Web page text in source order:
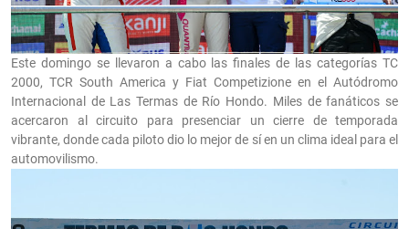
Este domingo se llevaron a cabo las finales de las categorías TC
2000, TCR South America y Fiat Competizione en el Autódromo
Internacional de Las Termas de Río Hondo. Miles de fanáticos se
acercaron al circuito para presenciar un cierre de temporada
vibrante, donde cada piloto dio lo mejor de sí en un clima ideal para el
automovilismo.